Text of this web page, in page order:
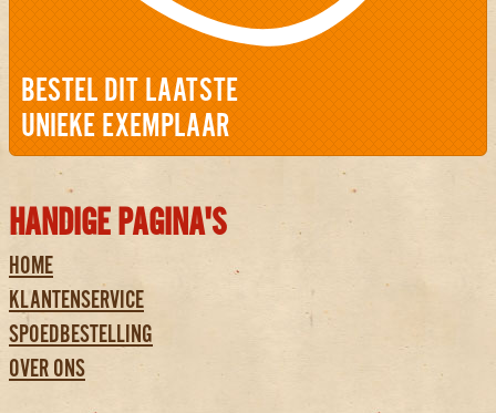
BESTEL DIT LAATSTE
UNIEKE EXEMPLAAR
HANDIGE PAGINA'S
HOME
KLANTENSERVICE
SPOEDBESTELLING
OVER ONS